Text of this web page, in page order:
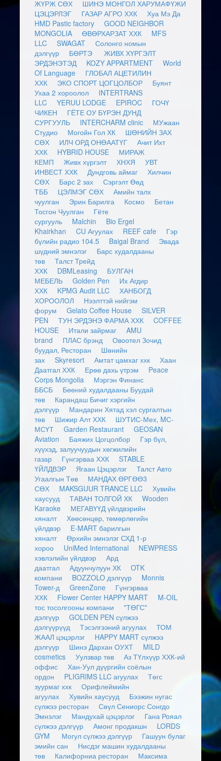
ЖҮРЖ СӨХ
ШИНЭ МОНГОЛ ХАРУМАФҮЖИ
ЦЭЦЭРЛЭГ
ГАЗАР АГРО ХХК
Хуа Мэ Да
HMD Pastic factory
GOOD NEIGHBOR
MONGOLIA
ӨВӨРХАРЗАТ ХХК
MFS
LLC
SWAGAT
Солонго номын
дэлгүүр
БӨРТЭ
ЖИВХ ХҮРГЭЛТ
ЭРДЭНЭТЭД
KOZY APPARTMENT
World
Of Language
ГЛОБАЛ АЦЕТИЛИН
ХХК
ЭКО СПОРТ ЦОГЦОЛБОР
Буянт
Ухаа 2 хороолол
INTERTRANS
LLC
YERUU LODGE EPIROC
ГОЧҮ
ЧИКЕН
ГЁТЕ ОУ БҮРЭН ДУНД
СУРГУУЛЬ
INTERCHARM clinic
МУжаан
Студио
Могойн Гол ХК
ШӨНИЙН ЗАХ
СӨХ
ИЛЧ ОРД ОНӨААТҮГ
Ачит Ихт
ХХК
HYBRID HOUSE
МИРАЖ
КЕМП
Живх хүргэлт ХНХЯ
УВТ
ИНВЕСТ ХХК
Дундговь аймаг
Хилчин
СӨХ
Барс 2 зах
Сэргэлт Өөд
ТББ
ЦЭЛМЭГ СӨХ
Амийн талх
чуулган
Эрин Барилга Космо
Бетан
Тосгон Чуулган
Гёте
сургууль
Malchin
Bio Ergel
Khairkhan
CU Агуулах REEF cafe
Гэр
бүлийн радио 104.5
Baigal Brand
Эвада
шүдний эмнэлэг
Барс худалдааны
төв
Талст Трейд
ХХК
DBMLeasing
БУЛГАН
МЕБЕЛЬ
Golden Pen
Их Агдир
ХХК
KPMG Audit LLC
ХАНБОГД
ХОРООЛОЛ
Нээлттэй нийгэм
форум
Gelato Coffee House
SILVER
PEN
ТУН ЭРДЭНЭ ФАРМА ХХК
COFFEE
HOUSE
Итали зайрмаг
AMU
brand
ПЛАС брэнд
Овоотел Зочид
буудал, Ресторан
Шөнийн
зах
Skyresort Амтат цамхаг ххк
Хаан
Даатгал ХХК
Ерөө дахь үтрэм
Peace
Corps Mongolia
Мэргэн Финанс
ББСБ
Бөөний худалдааны Буудай
төв
Карандаш Бичиг хэргийн
дэлгүүр
Мандарин Хятад хэл сургалтын
төв
Шижир Алт ХХК
ШУТИС-Мех, MС-
МСҮТ
Garden Restaurant
GEOSAN
Aviation
Баяжих Цогцолбор
Гэр бүл,
хүүхэд, залуучуудын хөгжилийн
газар
Гүнгэрваа ХХК
STABLE
ҮЙЛДВЭР
Ягаан Цэцэрлэг
Талст Авто
Угаалгын Төв
МАНДАХ ӨРГӨӨ3
СӨХ
MAKSGUUR TRANCE LLC
Хувийн
хаусууд
ТАВАН ТОЛГОЙ ХК
Wooden
Karaoke
МЕГАВҮҮД үйлдвэрийн
хяналт
Хөөсөнцөр, төмөрлөгийн
үйлдвэр
E-MART барилгын
хяналт
Өрхийн эмнэлэг СХД 1-р
хороо
UniMed International
NEWPRESS
хэвлэлийн үйлдвэр
Ард
даатгал
Адуунчулуун ХК
OTK
компани
BOZZOLO дэлгүүр
Monnis
Tower-д
GreenZone
Гүнгэрваа
ХХК
Flower Center HAPPY MART
M-OIL
тос тосолгооны компани
"ТӨГС"
дэлгүүр
GOLDEN PEN сүлжээ
дэлгүүрүүд
Тэсэлгээний агуулах
ТОМ
ЖААЛ цэцэрлэг
HAPPY MART сүлжээ
дэлгүүр
Шинэ Дархан ОУХТ
MILD
cosmetics
Уулзвар төв
Аз ТҮлхүүр ХХК-ий
оффис
Хан-Уул дүүргийн соёлын
ордон
PLIGRIMS LLC агуулах
Төгс
зуурмаг ххк
Орифлеймийн
агуулах
Хувийн хаусууд
Бээжин нугас
сүлжээ ресторан
Сөүл Сениорс Сонгдо
Эмнэлэг
Мандухай цэцэрлэг
Гана Рояал
сүлжээ дэлгүүр
Амонг продакшн
LORDS
GYM
Могул сүлжээ дэлгүүр
Гашуун булаг
эмийн сан
Нисдэг машин худалдааны
төв
Калифорниа ресторан
Максима